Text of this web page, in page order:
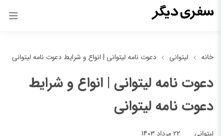
خانه لیتوانی دعوت نامه لیتوانی | انواع و شرایط دعوت نامه لیتوانی
دعوت نامه لیتوانی | انواع و شرایط
دعوت نامه لیتوانی
لیتوانی 22 مرداد 1403